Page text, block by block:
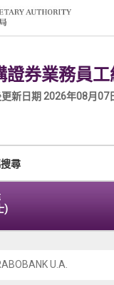
證券業務員
新日期 2026年08月07
尋
)